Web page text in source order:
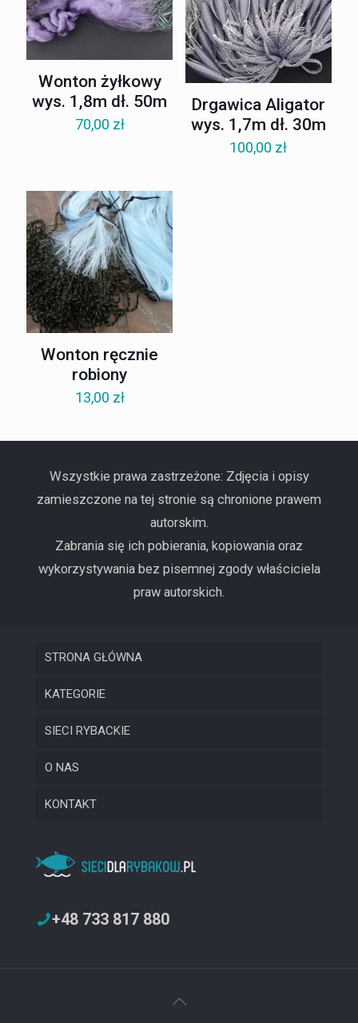
Wonton żyłkowy
wys. 1,8m dł. 50m
70,00 zł
Drgawica Aligator
wys. 1,7m dł. 30m
100,00 zł
Wonton ręcznie
robiony
13,00 zł
Wszystkie prawa zastrzeżone: Zdjęcia i opisy
zamieszczone na tej stronie są chronione prawem
autorskim.
Zabrania się ich pobierania, kopiowania oraz
wykorzystywania bez pisemnej zgody właściciela
praw autorskich.
STRONA GŁÓWNA
KATEGORIE
SIECI RYBACKIE
O NAS
KONTAKT
+48 733 817 880